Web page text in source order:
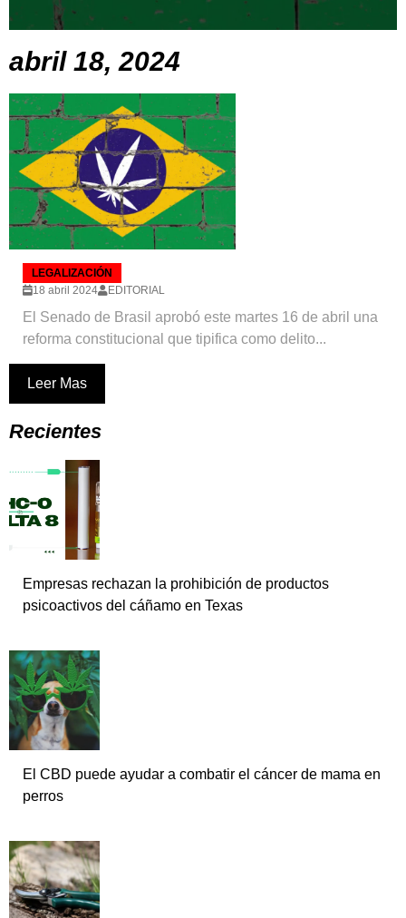
abril 18, 2024
LEGALIZACIÓN
18 abril 2024
EDITORIAL
El Senado de Brasil aprobó este martes 16 de abril una
reforma constitucional que tipifica como delito...
Leer Mas
Recientes
Empresas rechazan la prohibición de productos
psicoactivos del cáñamo en Texas
El CBD puede ayudar a combatir el cáncer de mama en
perros